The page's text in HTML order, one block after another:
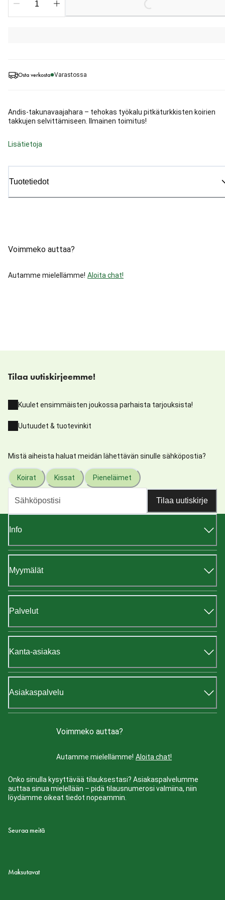
Osta verkosta Varastossa
Andis-takunavaajahara – tehokas työkalu pitkäturkkisten koirien
takkujen selvittämiseen. Ilmainen toimitus!
Lisätietoja
Tuotetiedot
Voimmeko auttaa?
Autamme mielellämme! Aloita chat!
Tilaa uutiskirjeemme!
Kuulet ensimmäisten joukossa parhaista tarjouksista!
Uutuudet & tuotevinkit
Mistä aiheista haluat meidän lähettävän sinulle sähköpostia?
Koirat Kissat Pieneläimet
Tilaa uutiskirje
Info
Myymälät
Palvelut
Kanta-asiakas
Asiakaspalvelu
Voimmeko auttaa?
Autamme mielellämme! Aloita chat!
Onko sinulla kysyttävää tilauksestasi? Asiakaspalvelumme
auttaa sinua mielellään – pidä tilausnumerosi valmiina, niin
löydämme oikeat tiedot nopeammin.
Seuraa meitä
Maksutavat